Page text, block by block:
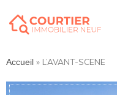
Accueil » L’AVANT-SCENE